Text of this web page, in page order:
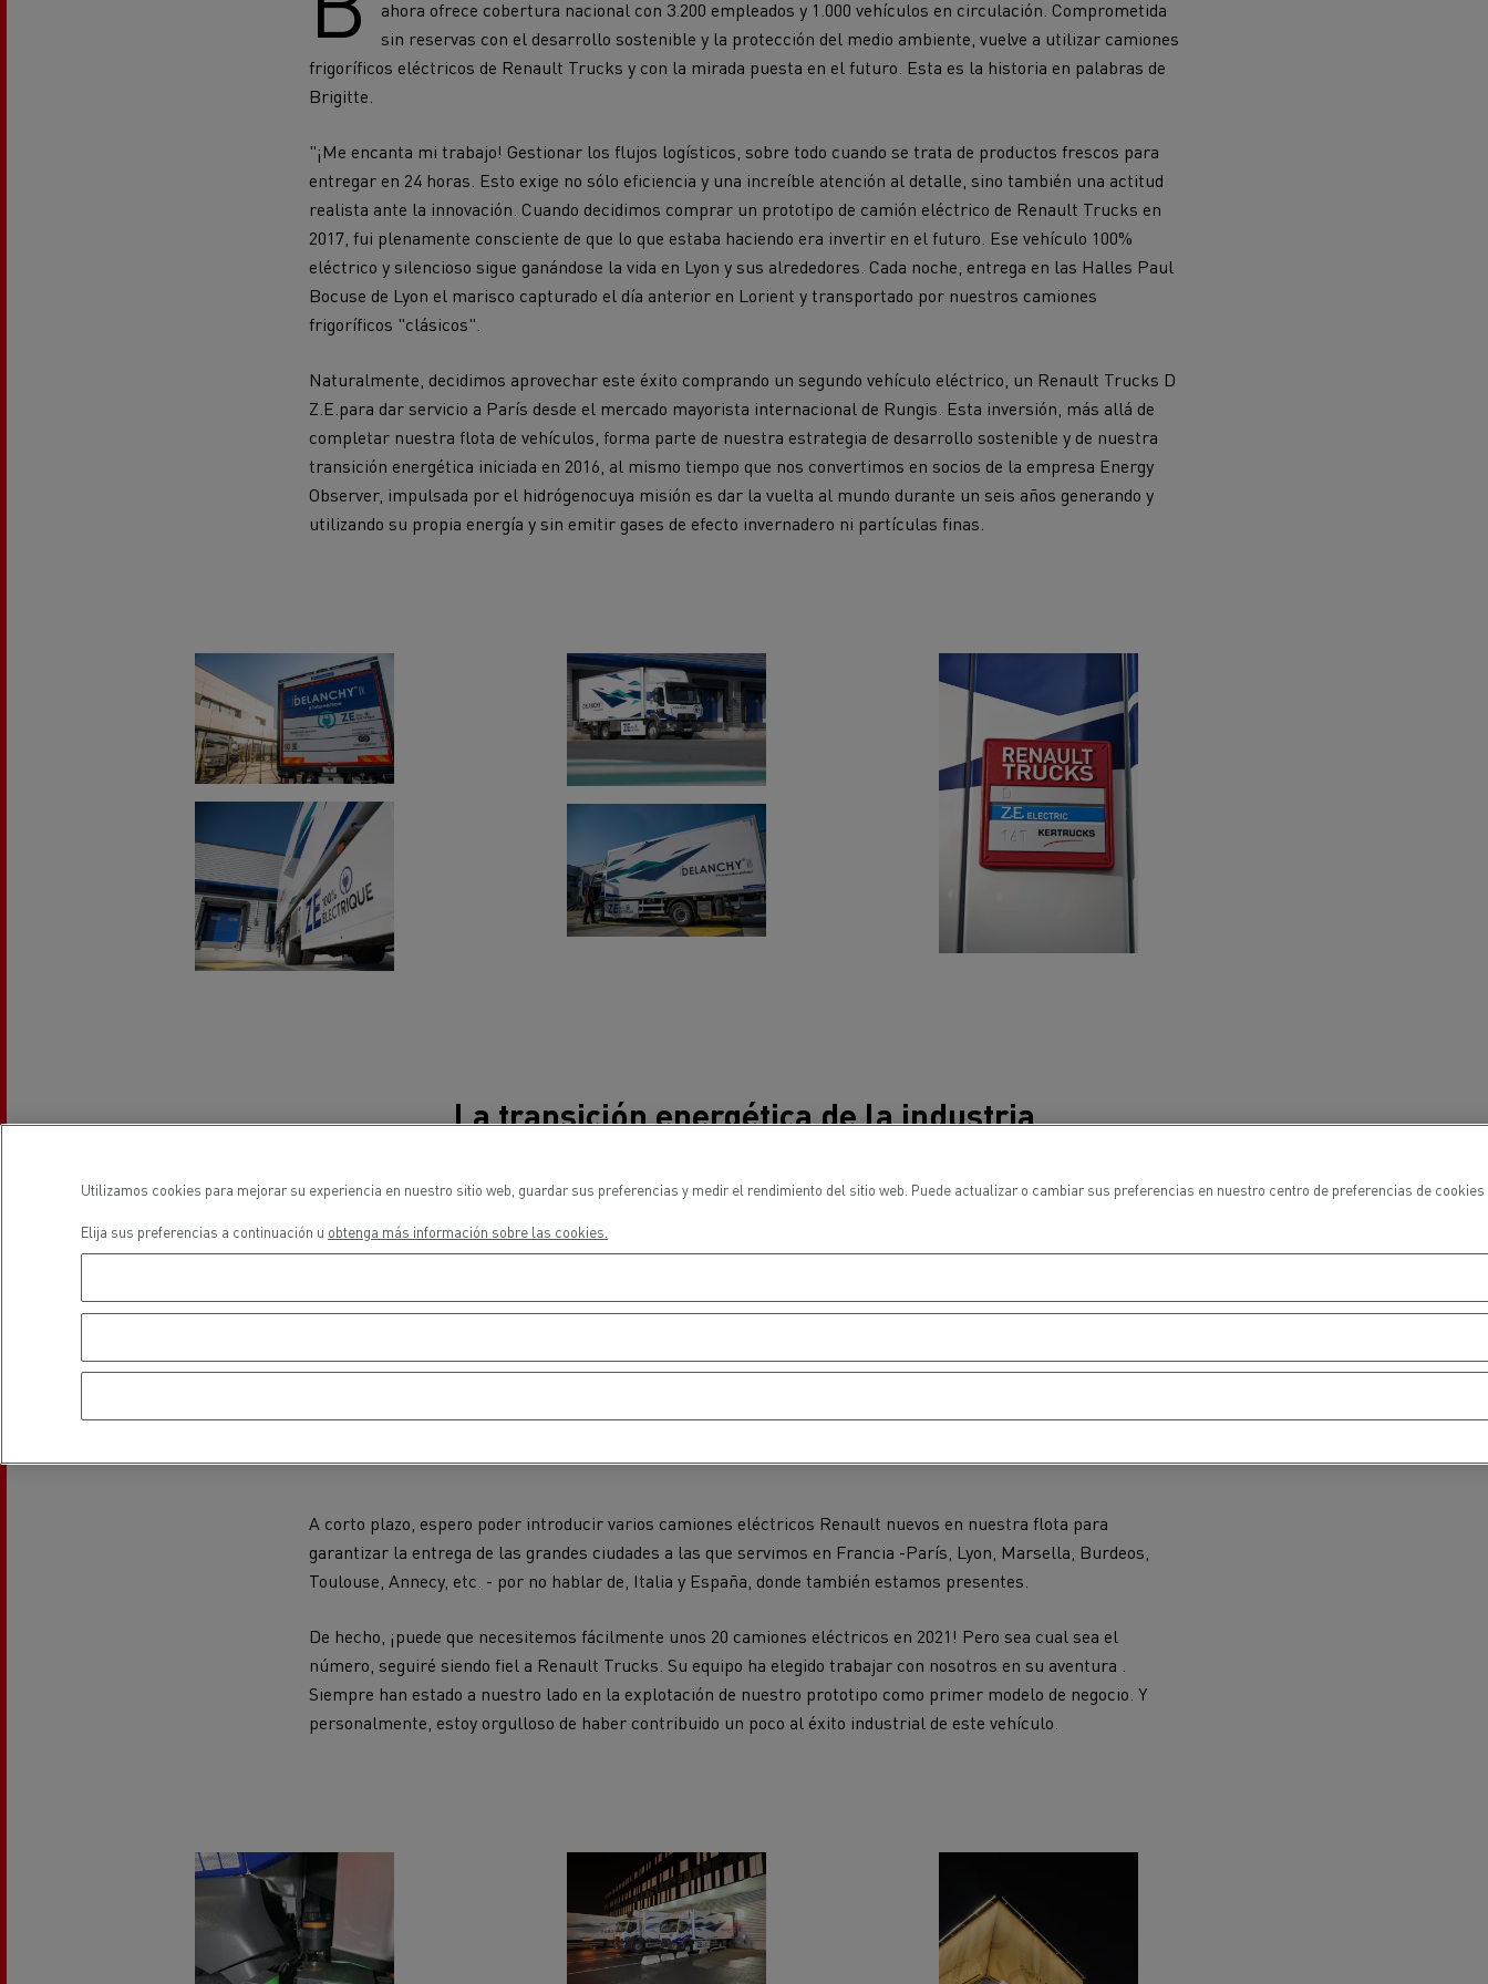
Descubra nuestra gama diésel
Renault Trucks D Renault Trucks D Wide
Transporte refrigerado Transporte de palés Transporte de vehículos
Transporte de cisternas Transporte de madera
de minería
Servicios de emergencia y
bomberos
Operación de mantenimiento de
carreteras
Transporte de hormigón Movimiento de tierras Transporte de materiales
Una herramienta de trabajo
Optimizar la entrega
Precio de los camiones eléctricos
baterías
Nuestra visión
Energías para la descarbonización
¿Qué energía es la adecuada para mi negocio?
¿Qué energía alternativa elegir para su camión?
Eficacia del combustible
El sueño del ingeniero
Diseño: la revolución del camión eléctrico
Ventajas del leasing de camiones eléctricos
Garantía, reparación y piezas Campañas de mantenimiento
Servicio 24/7
Oferta de servicios y
disponibilidad
Gestión de flotas y
energía
Optifleet portal
ahora ofrece cobertura nacional con 3.200 empleados y 1.000 vehículos en circulación. Comprometida
sin reservas con el desarrollo sostenible y la protección del medio ambiente, vuelve a utilizar camiones
frigoríficos eléctricos de Renault Trucks y con la mirada puesta en el futuro. Esta es la historia en palabras de
Brigitte.
"¡Me encanta mi trabajo! Gestionar los flujos logísticos, sobre todo cuando se trata de productos frescos para
entregar en 24 horas. Esto exige no sólo eficiencia y una increíble atención al detalle, sino también una actitud
realista ante la innovación. Cuando decidimos comprar un prototipo de camión eléctrico de Renault Trucks en
2017, fui plenamente consciente de que lo que estaba haciendo era invertir en el futuro. Ese vehículo 100%
eléctrico y silencioso sigue ganándose la vida en Lyon y sus alrededores. Cada noche, entrega en las Halles Paul
Bocuse de Lyon el marisco capturado el día anterior en Lorient y transportado por nuestros camiones
frigoríficos "clásicos".
Naturalmente, decidimos aprovechar este éxito comprando un segundo vehículo eléctrico, un Renault Trucks D
Z.E.para dar servicio a París desde el mercado mayorista internacional de Rungis. Esta inversión, más allá de
completar nuestra flota de vehículos, forma parte de nuestra estrategia de desarrollo sostenible y de nuestra
transición energética iniciada en 2016, al mismo tiempo que nos convertimos en socios de la empresa Energy
Observer, impulsada por el hidrógenocuya misión es dar la vuelta al mundo durante un seis años generando y
utilizando su propia energía y sin emitir gases de efecto invernadero ni partículas finas.
La transición energética de la industria
creó la empresa en 1968 con uno de los primeros camiones Saviem, siempre creyó en el hidrógeno. En cierto
transporte. En Delanchy, lo hacemos en la práctica con nuestros dos camiones eléctricos de Renault Trucks
A corto plazo, espero poder introducir varios camiones eléctricos Renault nuevos en nuestra flota para
garantizar la entrega de las grandes ciudades a las que servimos en Francia -París, Lyon, Marsella, Burdeos,
Toulouse, Annecy, etc. - por no hablar de, Italia y España, donde también estamos presentes.
De hecho, ¡puede que necesitemos fácilmente unos 20 camiones eléctricos en 2021! Pero sea cual sea el
número, seguiré siendo fiel a Renault Trucks. Su equipo ha elegido trabajar con nosotros en su aventura .
Siempre han estado a nuestro lado en la explotación de nuestro prototipo como primer modelo de negocio. Y
personalmente, estoy orgulloso de haber contribuido un poco al éxito industrial de este vehículo.
Utilizamos cookies para mejorar su experiencia en nuestro sitio web, guardar sus preferencias y medir el rendimiento del sitio web. Puede actualizar o cambiar sus preferencias en nuestro centro de preferencias de
Elija sus preferencias a continuación u obtenga más información sobre las cookies.